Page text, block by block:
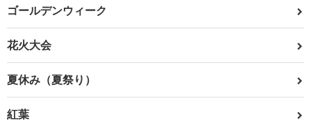
ゴールデンウィーク
花火大会
夏休み（夏祭り）
紅葉